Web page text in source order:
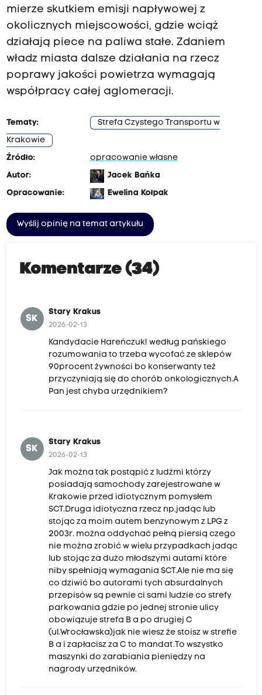
mierze skutkiem emisji napływowej z
okolicznych miejscowości, gdzie wciąż
działają piece na paliwa stałe. Zdaniem
władz miasta dalsze działania na rzecz
poprawy jakości powietrza wymagają
współpracy całej aglomeracji.
Tematy:
Strefa Czystego Transportu w
Krakowie
Źródło:
opracowanie własne
Autor:
Jacek Bańka
Opracowanie:
Ewelina Kołpak
Wyślij opinię na temat artykułu
Komentarze (34)
SK
Stary Krakus
2026-02-13
Kandydacie Hareńczuk! według pańskiego
rozumowania to trzeba wycofać ze sklepów
90procent żywności bo konserwanty też
przyczyniają się do chorób onkologicznych.A
Pan jest chyba urzędnikiem?
SK
Stary Krakus
2026-02-13
Jak można tak postąpić z ludźmi którzy
posiadają samochody zarejestrowane w
Krakowie przed idiotycznym pomysłem
SCT.Druga idiotyczna rzecz np.jadąc lub
stojąc za moim autem benzynowym z LPG z
2003r. można oddychać pełną piersią czego
nie można zrobić w wielu przypadkach jadąc
lub stojąc za dużo młodszymi autami które
niby spełniają wymagania SCT.Ale nie ma się
co dziwić bo autorami tych absurdalnych
przepisów są pewnie ci sami ludzie co strefy
parkowania gdzie po jednej stronie ulicy
obowiązuje strefa B a po drugiej C
(ul.Wrocławska)jak nie wiesz że stoisz w strefie
B a i zapłacisz za C to mandat.To wszystko
maszynki do zarabiania pieniędzy na
nagrody urzędników.